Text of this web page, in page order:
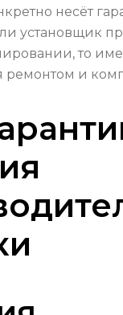
несёт
установщик
то
ремонтом и